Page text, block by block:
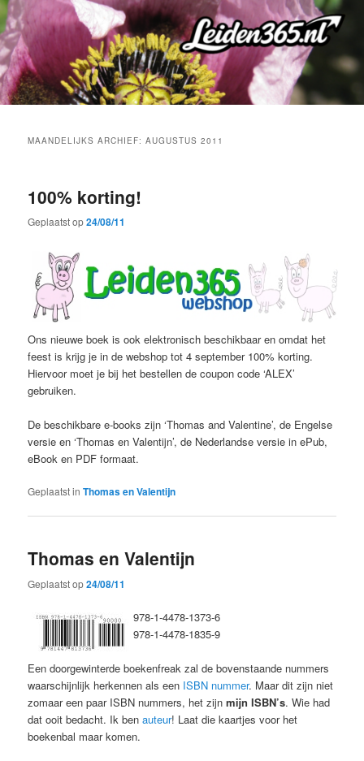
Spring
naar
de
primaire
inhoud
Spring
naar
de
secundaire
inhoud
MAANDELIJKS ARCHIEF:AUGUSTUS 2011
100% korting!
Geplaatst op24/08/11
Ons nieuwe boek is ook elektronisch beschikbaar en omdat het
feest is krijg je in de webshop tot 4 september 100% korting.
Hiervoor moet je bij het bestellen de coupon code ‘ALEX’
gebruiken.
De beschikbare e-books zijn ‘Thomas and Valentine’, de Engelse
versie en ‘Thomas en Valentijn’, de Nederlandse versie in ePub,
eBook en PDF formaat.
Geplaatst in Thomas en Valentijn
Thomas en Valentijn
Geplaatst op24/08/11
978-1-4478-1373-6
978-1-4478-1835-9
Een doorgewinterde boekenfreak zal de bovenstaande nummers
waarschijnlijk herkennen als een ISBN nummer. Maar dit zijn niet
zomaar een paar ISBN nummers, het zijnmijn ISBN’s. Wie had
dat ooit bedacht. Ik benauteur! Laat die kaartjes voor het
boekenbal maar komen.